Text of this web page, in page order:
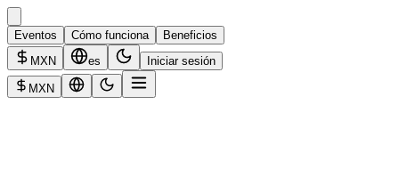
Eventos Cómo funciona
Beneficios
MXN
es Iniciar sesión
MXN